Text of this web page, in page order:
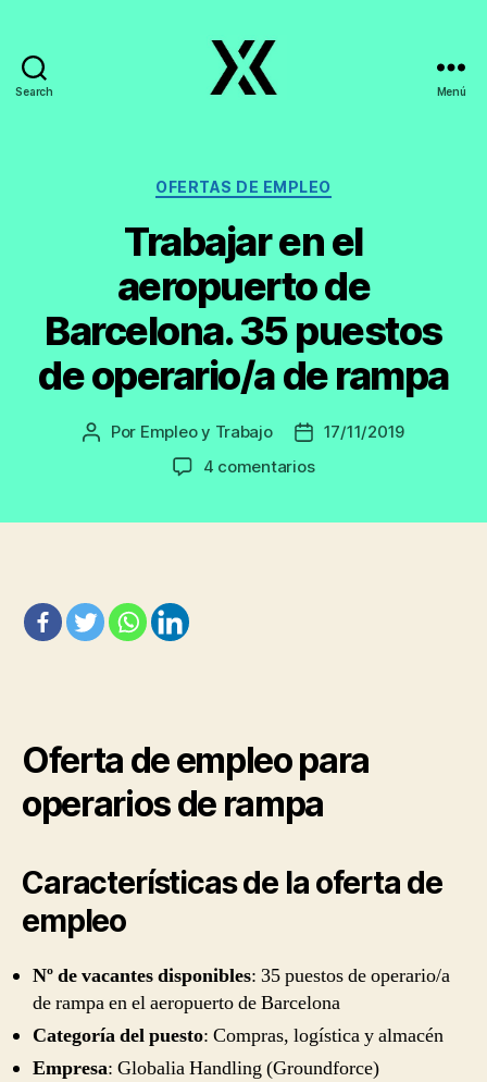
Search Menú
Categorías
OFERTAS DE EMPLEO
Trabajar en el
aeropuerto de
Barcelona. 35 puestos
de operario/a de rampa
Autor
Por Empleo y Trabajo
Fecha17/11/2019
4 comentariosen
rampa
Oferta de empleo para
operarios de rampa
Características de la oferta de
empleo
Nº de vacantes disponibles: 35 puestos de operario/a
de rampa en el aeropuerto de Barcelona
Categoría del puesto: Compras, logística y almacén
Empresa: Globalia Handling (Groundforce)